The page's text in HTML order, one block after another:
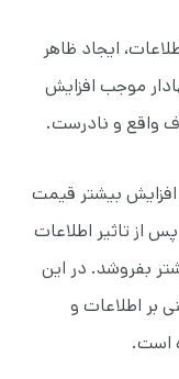
ایجاد ظاهر
موجب افزایش
واقع و نادرست.
بیشتر قیمت
از تاثیر اطلاعات
بفروشد. در این
بر اطلاعات و
است.